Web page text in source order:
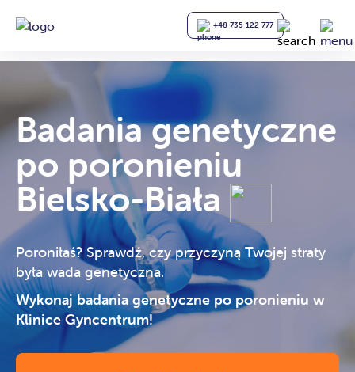
+48 735 122 777
Badania genetyczne
po poronieniu
Bielsko-Biała
Poroniłaś? Sprawdź, czy przyczyną Twojej straty
była wada genetyczna.
Wykonaj badania genetyczne po poronieniu w
Klinice Gyncentrum!